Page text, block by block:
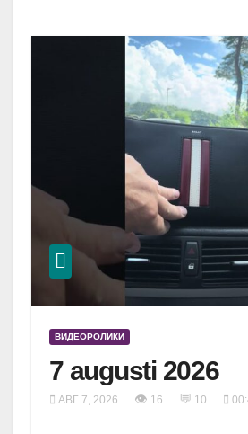
ВИДЕОРОЛИКИ
7 augusti 2026
АВГ 7, 2026 👁 16 💬 10